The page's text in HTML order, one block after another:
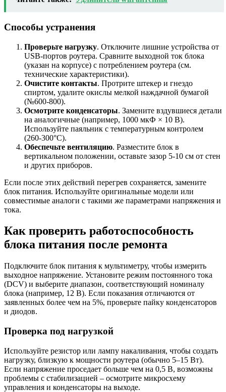
Способы устранения
Проверьте нагрузку. Отключите лишние устройства от
USB-портов роутера. Сравните выходной ток блока
(указан на корпусе) с потреблением роутера (см.
технические характеристики).
Очистите контакты. Протрите штекер и гнездо
спиртом, удалите окислы мелкой наждачной бумагой
(№600-800).
Осмотрите конденсаторы. Замените вздувшиеся детали
на аналогичные (например, 1000 мкФ × 10 В).
Используйте паяльник с температурным контролем
(260-300°C).
Обеспечьте вентиляцию. Разместите блок в
вертикальном положении, оставьте зазор 5-10 см от стен
и других приборов.
Если после этих действий перегрев сохраняется, замените
блок питания. Используйте оригинальные модели или
совместимые аналоги с такими же параметрами напряжения и
тока.
Как проверить работоспособность
блока питания после ремонта
Подключите блок питания к мультиметру, чтобы измерить
выходное напряжение. Установите режим постоянного тока
(DCV) и выберите диапазон, соответствующий номиналу
блока (например, 12 В). Если показания отличаются от
заявленных более чем на 5%, проверьте пайку конденсаторов
и диодов.
Проверка под нагрузкой
Используйте резистор или лампу накаливания, чтобы создать
нагрузку, близкую к мощности роутера (обычно 5–15 Вт).
Если напряжение проседает больше чем на 0,5 В, возможны
проблемы с стабилизацией – осмотрите микросхему
управления и конденсаторы на выходе.